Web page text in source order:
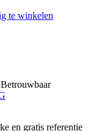
te winkelen
en gratis referentie